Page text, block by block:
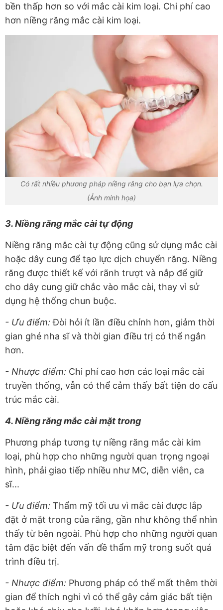
bền thấp hơn so với mắc cài kim loại. Chi phí cao
hơn niềng răng mắc cài kim loại.
Có rất nhiều phương pháp niềng răng cho bạn lựa chọn.
(Ảnh minh họa)
3. Niềng răng mắc cài tự động
Niềng răng mắc cài tự động cũng sử dụng mắc cài
hoặc dây cung để tạo lực dịch chuyển răng. Niềng
răng được thiết kế với rãnh trượt và nắp để giữ
cho dây cung giữ chắc vào mắc cài, thay vì sử
dụng hệ thống chun buộc.
- Ưu điểm: Đòi hỏi ít lần điều chỉnh hơn, giảm thời
gian ghé nha sĩ và thời gian điều trị có thể ngắn
hơn.
- Nhược điểm: Chi phí cao hơn các loại mắc cài
truyền thống, vẫn có thể cảm thấy bất tiện do cấu
trúc mắc cài.
4. Niềng răng mắc cài mặt trong
Phương pháp tương tự niềng răng mắc cài kim
loại, phù hợp cho những người quan trọng ngoại
hình, phải giao tiếp nhiều như MC, diễn viên, ca
sĩ...
- Ưu điểm: Thẩm mỹ tối ưu vì mắc cài được lắp
đặt ở mặt trong của răng, gần như không thể nhìn
thấy từ bên ngoài. Phù hợp cho những người quan
tâm đặc biệt đến vấn đề thẩm mỹ trong suốt quá
trình điều trị.
- Nhược điểm: Phương pháp có thể mất thêm thời
gian để thích nghi vì có thể gây cảm giác bất tiện